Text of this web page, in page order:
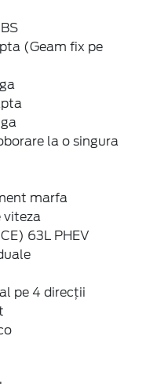
(Geam fix pe
la o singura
marfa
viteza
63L PHEV
pe 4 direcții